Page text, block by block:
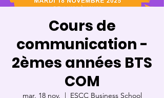
Cours de
communication -
2èmes années BTS
COM
mar. 18 nov.
  |
ESCC Business School